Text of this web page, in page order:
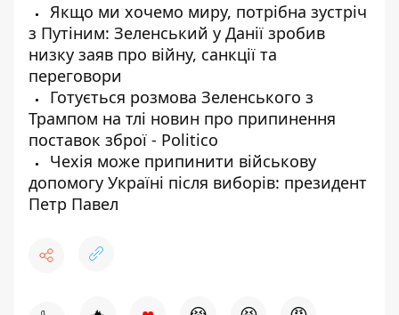
Якщо ми хочемо миру, потрібна зустріч
з Путіним: Зеленський у Данії зробив
низку заяв про війну, санкції та
переговори
Готується розмова Зеленського з
Трампом на тлі новин про припинення
поставок зброї - Politico
Чехія може припинити військову
допомогу Україні після виборів: президент
Петр Павел